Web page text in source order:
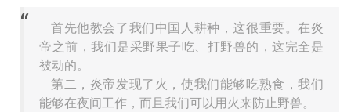
首先他教会了我们中国人耕种，这很重要。在炎
帝之前，我们是采野果子吃、打野兽的，这完全是
被动的。
第二，炎帝发现了火，使我们能够吃熟食，我们
能够在夜间工作，而且我们可以用火来防止野兽。